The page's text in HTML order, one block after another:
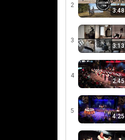
2
3:48
3
3:13
4
2:45
5
4:25